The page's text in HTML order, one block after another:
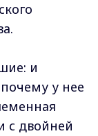
и
у нее
с двойней